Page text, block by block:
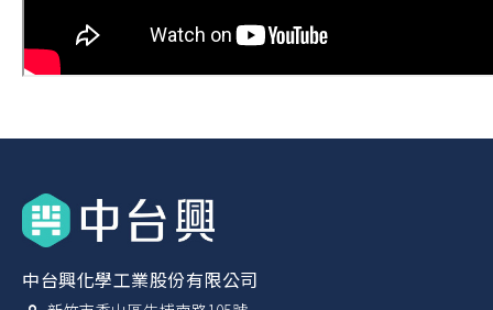
中台興化學工業股份有限公司